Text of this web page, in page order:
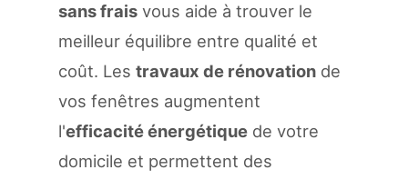
sans frais vous aide à trouver le
meilleur équilibre entre qualité et
coût. Les travaux de rénovation de
vos fenêtres augmentent
l'efficacité énergétique de votre
domicile et permettent des